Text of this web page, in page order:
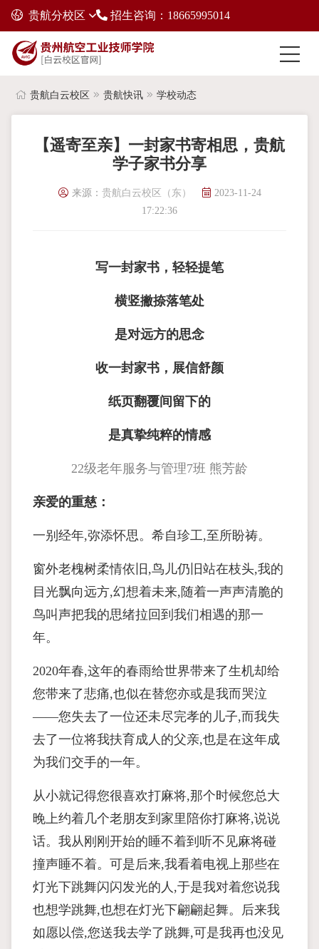
贵航分校区 招生咨询：18665995014
贵航白云校区 贵航快讯 学校动态
【遥寄至亲】一封家书寄相思，贵航
学子家书分享
来源： 贵航白云校区（东）
2023-11-24
17:22:36
写一封家书，轻轻提笔
横竖撇捺落笔处
是对远方的思念
收一封家书，展信舒颜
纸页翻覆间留下的
是真挚纯粹的情感
22级老年服务与管理7班 熊芳龄
亲爱的重慈：
一别经年,弥添怀思。希自珍工,至所盼祷。
窗外老槐树柔情依旧,鸟儿仍旧站在枝头,我的
目光飘向远方,幻想着未来,随着一声声清脆的
鸟叫声把我的思绪拉回到我们相遇的那一
年。
2020年春,这年的春雨给世界带来了生机却给
您带来了悲痛,也似在替您亦或是我而哭泣
——您失去了一位还未尽完孝的儿子,而我失
去了一位将我扶育成人的父亲,也是在这年成
为我们交手的一年。
从小就记得您很喜欢打麻将,那个时候您总大
晚上约着几个老朋友到家里陪你打麻将,说说
话。我从刚刚开始的睡不着到听不见麻将碰
撞声睡不着。可是后来,我看着电视上那些在
灯光下跳舞闪闪发光的人,于是我对着您说我
也想学跳舞,也想在灯光下翩翩起舞。后来我
如愿以偿,您送我去学了跳舞,可是我再也没见